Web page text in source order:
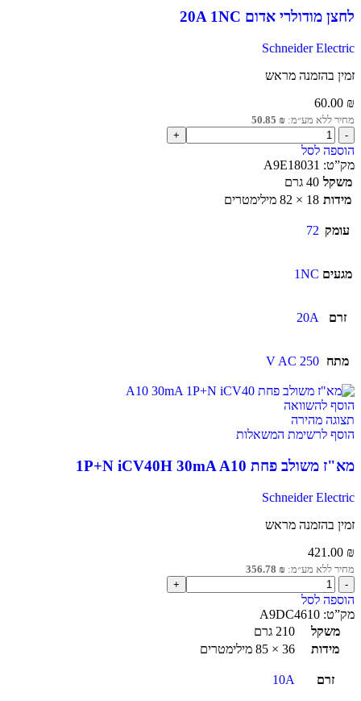
לחצן מודולרי אדום 20A 1NC
Schneider Electric
זמין בהזמנה מראש
60.00 ₪
מחיר ללא מע״מ: 50.85 ₪
הוספה לסל
מק”ט: A9E18031
משקל 40 גרם
מידות 18 × 82 מילימטרים
עומק 72
מגעים 1NC
זרם 20A
מתח 250 V AC
הוסף להשוואה
תצוגה מהירה
הוסף לרשימת המשאלות
מא"ז משולב פחת 1P+N iCV40H 30mA A10
Schneider Electric
זמין בהזמנה מראש
421.00 ₪
מחיר ללא מע״מ: 356.78 ₪
הוספה לסל
מק”ט: A9DC4610
משקל
210 גרם
מידות
36 × 85 מילימטרים
זרם 10A